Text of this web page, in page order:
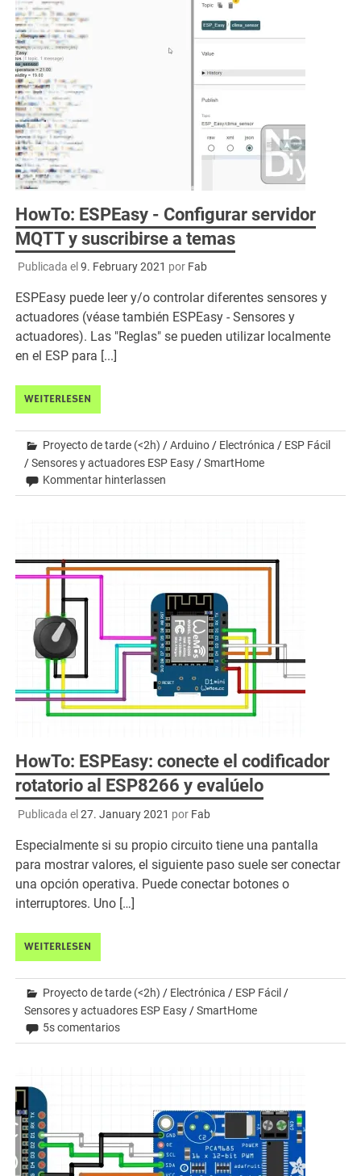
HowTo: ESPEasy - Configurar servidor
MQTT y suscribirse a temas
Publicada el 9. February 2021 por Fab
ESPEasy puede leer y/o controlar diferentes sensores y
actuadores (véase también ESPEasy - Sensores y
actuadores). Las "Reglas" se pueden utilizar localmente
en el ESP para [...]
WEITERLESEN
Proyecto de tarde (<2h) /Arduino/ Electrónica / ESP Fácil
/Sensores y actuadores ESP Easy/SmartHome
Kommentar hinterlassen
HowTo: ESPEasy: conecte el codificador
rotatorio al ESP8266 y evalúelo
Publicada el 27. January 2021 por Fab
Especialmente si su propio circuito tiene una pantalla
para mostrar valores, el siguiente paso suele ser conectar
una opción operativa. Puede conectar botones o
interruptores. Uno […]
WEITERLESEN
Proyecto de tarde (<2h) / Electrónica / ESP Fácil /
Sensores y actuadores ESP Easy /SmartHome
5s comentarios